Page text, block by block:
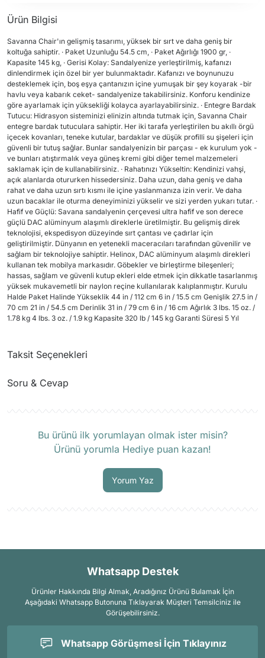
Ürün Bilgisi
Savanna Chair'ın gelişmiş tasarımı, yüksek bir sırt ve daha geniş bir
koltuğa sahiptir. · Paket Uzunluğu 54.5 cm, · Paket Ağırlığı 1900 gr, ·
Kapasite 145 kg, · Gerisi Kolay: Sandalyenize yerleştirilmiş, kafanızı
dinlendirmek için özel bir yer bulunmaktadır. Kafanızı ve boynunuzu
desteklemek için, boş eşya çantanızın içine yumuşak bir şey koyarak -bir
havlu veya kabarık ceket- sandalyenize takabilirsiniz. Konforu kendinize
göre ayarlamak için yüksekliği kolayca ayarlayabilirsiniz. · Entegre Bardak
Tutucu: Hidrasyon sisteminizi elinizin altında tutmak için, Savanna Chair
entegre bardak tutuculara sahiptir. Her iki tarafa yerleştirilen bu akıllı örgü
içecek kovanları, teneke kutular, bardaklar ve düşük profilli su şişeleri için
güvenli bir tutuş sağlar. Bunlar sandalyenizin bir parçası - ek kurulum yok -
ve bunları atıştırmalık veya güneş kremi gibi diğer temel malzemeleri
saklamak için de kullanabilirsiniz. · Rahatınızı Yükseltin: Kendinizi vahşi,
açık alanlarda otururken hissedersiniz. Daha uzun, daha geniş ve daha
rahat ve daha uzun sırtı kısmı ile içine yaslanmanıza izin verir. Ve daha
uzun bacaklar ile oturma deneyiminizi yükselir ve sizi yerden yukarı tutar. ·
Hafif ve Güçlü: Savana sandalyenin çerçevesi ultra hafif ve son derece
güçlü DAC alüminyum alaşımlı direklerle üretilmiştir. Bu gelişmiş direk
teknolojisi, ekspedisyon düzeyinde sırt çantası ve çadırlar için
geliştirilmiştir. Dünyanın en yetenekli maceracıları tarafından güvenilir ve
sağlam bir teknolojiye sahiptir. Helinox, DAC alüminyum alaşımlı direkleri
kullanan tek mobilya markasıdır. Göbekler ve birleştirme bileşenleri;
hassas, sağlam ve güvenli kutup ekleri elde etmek için dikkatle tasarlanmış
yüksek mukavemetli bir naylon reçine kullanılarak kalıplanmıştır. Kurulu
Halde Paket Halinde Yükseklik 44 in / 112 cm 6 in / 15.5 cm Genişlik 27.5 in /
70 cm 21 in / 54.5 cm Derinlik 31 in / 79 cm 6 in / 16 cm Ağırlık 3 lbs. 15 oz. /
1.78 kg 4 lbs. 3 oz. / 1.9 kg Kapasite 320 lb / 145 kg Garanti Süresi 5 Yıl
Taksit Seçenekleri
Soru & Cevap
Bu ürünü ilk yorumlayan olmak ister misin?
Ürünü yorumla Hediye puan kazan!
Yorum Yaz
Whatsapp Destek
Ürünler Hakkında Bilgi Almak, Aradığınız Ürünü Bulamak İçin
Aşağıdaki Whatsapp Butonuna Tıklayarak Müşteri Temsilciniz ile
Görüşebilirsiniz.
Whatsapp Görüşmesi İçin Tıklayınız